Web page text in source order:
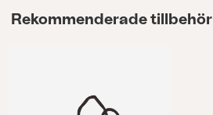
Rekommenderade tillbehör